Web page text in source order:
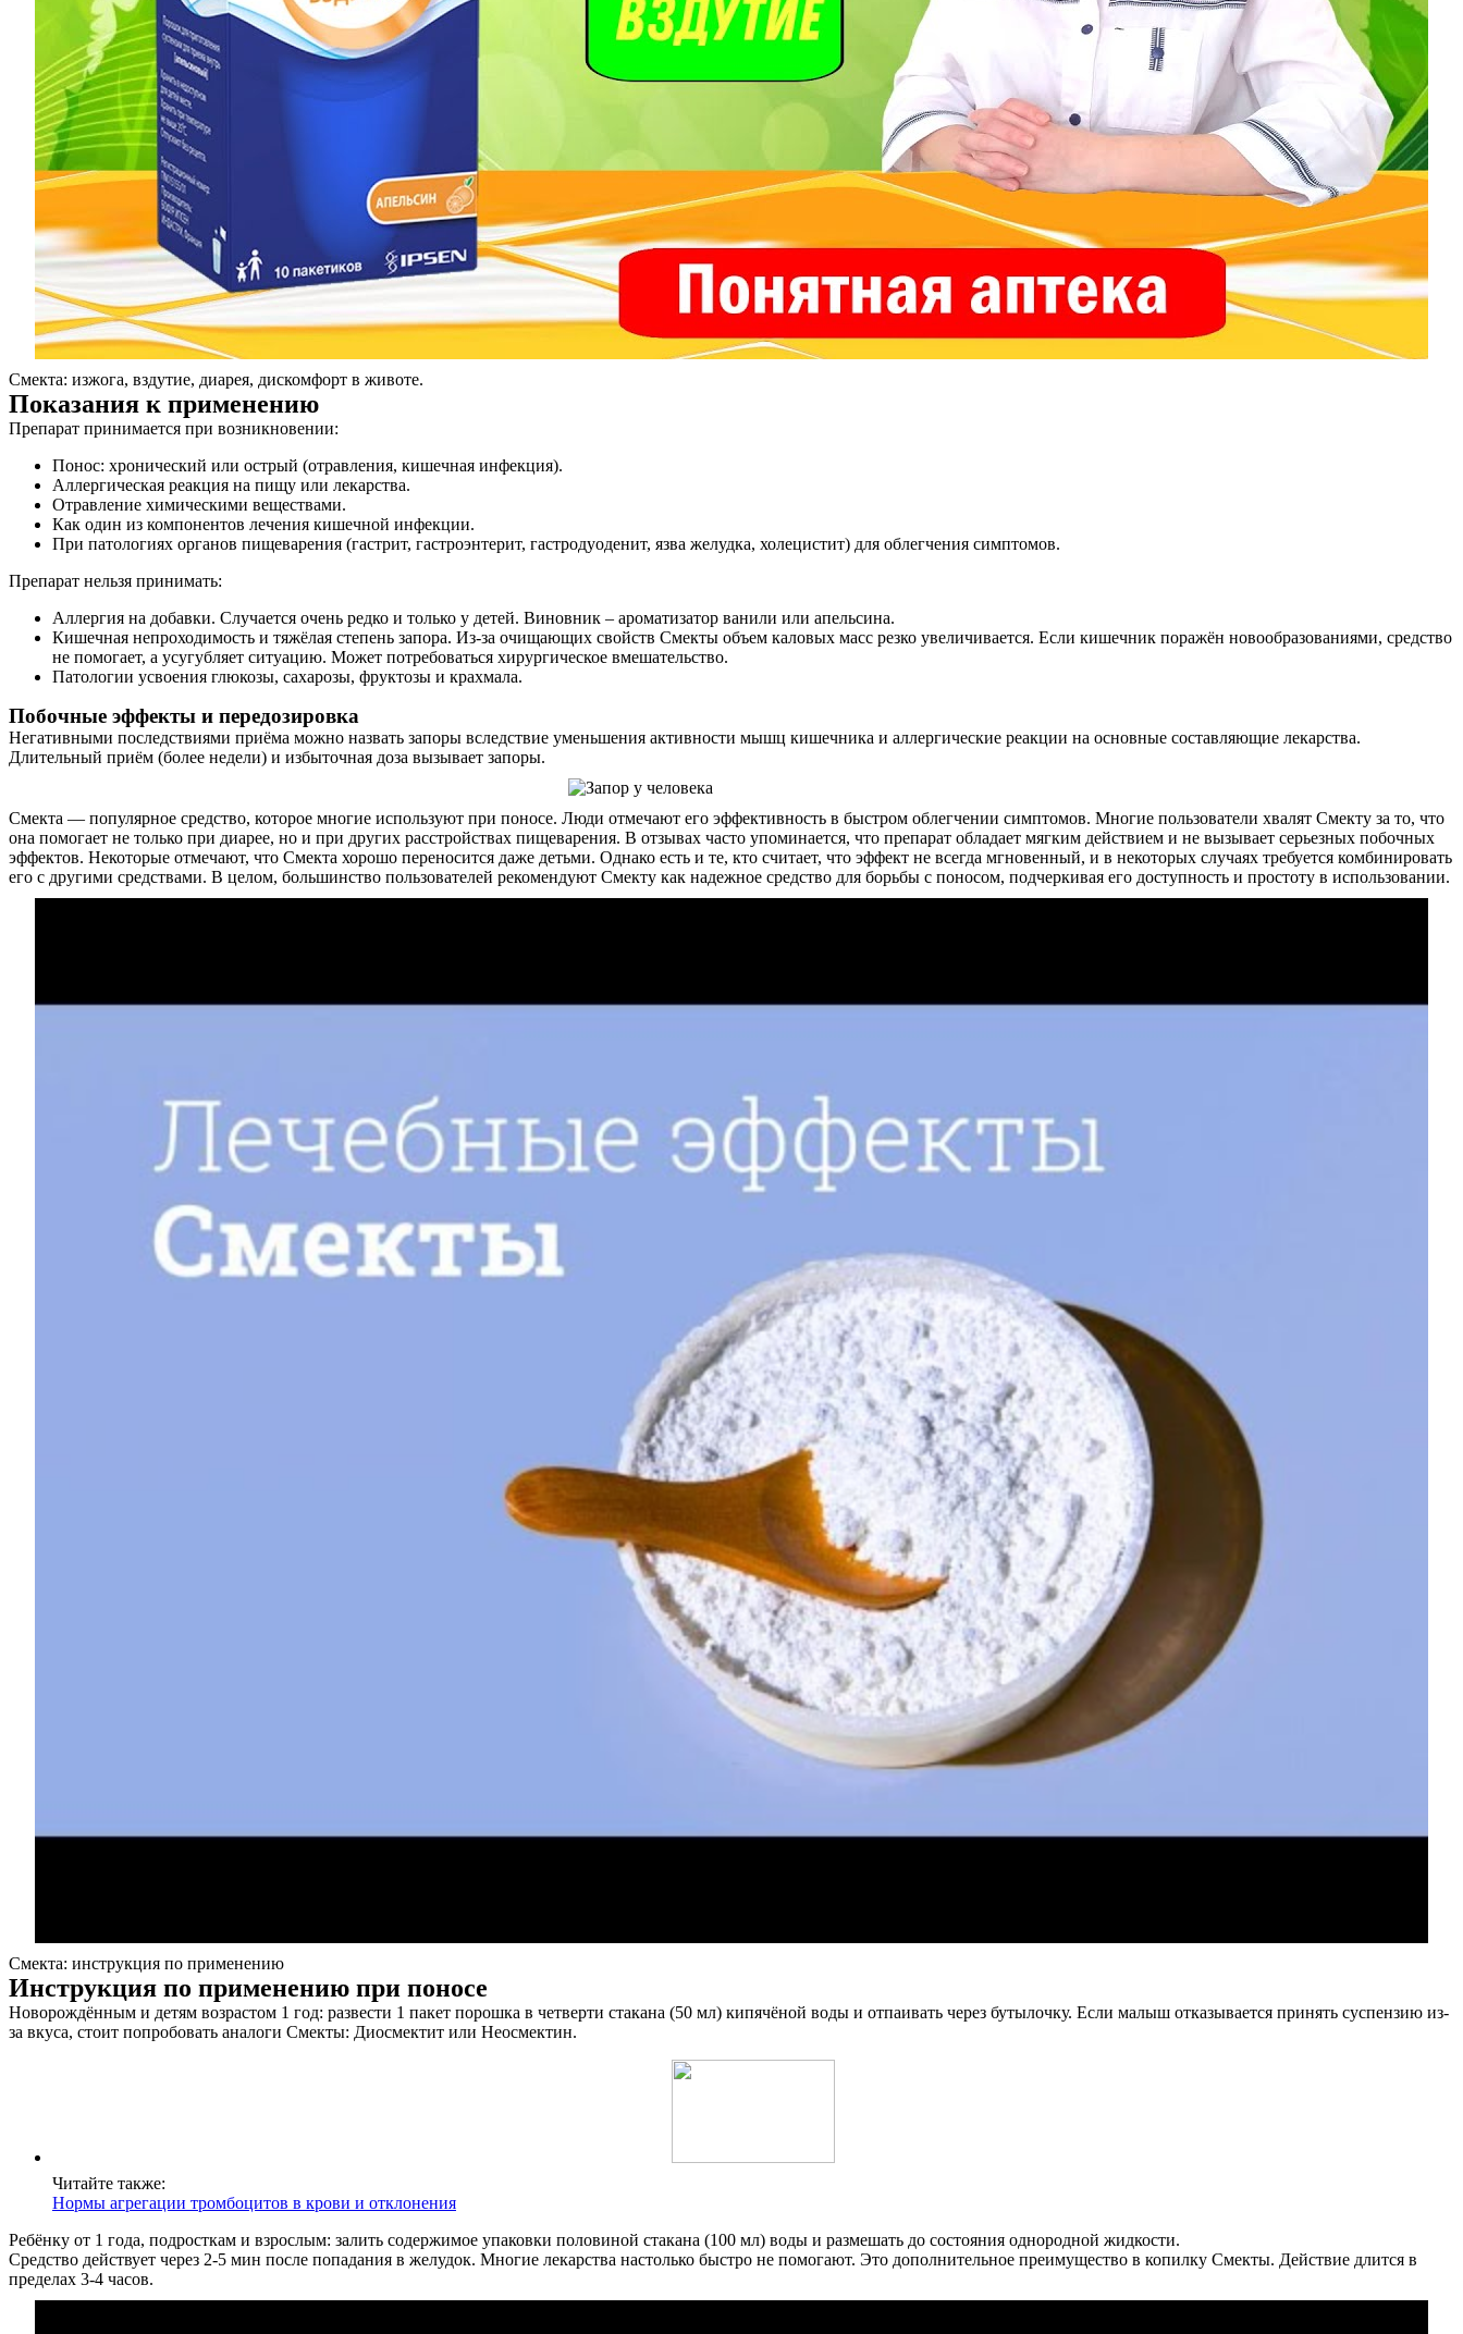
О нас
Услуги
Смекта: изжога, вздутие, диарея, дискомфорт в животе.
Показания к применению
Препарат принимается при возникновении:
Понос: хронический или острый (отравления, кишечная инфекция).
Аллергическая реакция на пищу или лекарства.
Отравление химическими веществами.
Как один из компонентов лечения кишечной инфекции.
При патологиях органов пищеварения (гастрит, гастроэнтерит, гастродуоденит, язва желудка, холецистит) для облегчения симптомов.
Препарат нельзя принимать:
Аллергия на добавки. Случается очень редко и только у детей. Виновник – ароматизатор ванили или апельсина.
Кишечная непроходимость и тяжёлая степень запора. Из-за очищающих свойств Смекты объем каловых масс резко увеличивается. Если кишечник поражён новообразованиями, средство
не помогает, а усугубляет ситуацию. Может потребоваться хирургическое вмешательство.
Патологии усвоения глюкозы, сахарозы, фруктозы и крахмала.
Побочные эффекты и передозировка
Негативными последствиями приёма можно назвать запоры вследствие уменьшения активности мышц кишечника и аллергические реакции на основные составляющие лекарства.
Длительный приём (более недели) и избыточная доза вызывает запоры.
Смекта — популярное средство, которое многие используют при поносе. Люди отмечают его эффективность в быстром облегчении симптомов. Многие пользователи хвалят Смекту за то, что
она помогает не только при диарее, но и при других расстройствах пищеварения. В отзывах часто упоминается, что препарат обладает мягким действием и не вызывает серьезных побочных
эффектов. Некоторые отмечают, что Смекта хорошо переносится даже детьми. Однако есть и те, кто считает, что эффект не всегда мгновенный, и в некоторых случаях требуется комбинировать
его с другими средствами. В целом, большинство пользователей рекомендуют Смекту как надежное средство для борьбы с поносом, подчеркивая его доступность и простоту в использовании.
Смекта: инструкция по применению
Инструкция по применению при поносе
Новорождённым и детям возрастом 1 год: развести 1 пакет порошка в четверти стакана (50 мл) кипячёной воды и отпаивать через бутылочку. Если малыш отказывается принять суспензию из-
за вкуса, стоит попробовать аналоги Смекты: Диосмектит или Неосмектин.
Читайте также:
Нормы агрегации тромбоцитов в крови и отклонения
Ребёнку от 1 года, подросткам и взрослым: залить содержимое упаковки половиной стакана (100 мл) воды и размешать до состояния однородной жидкости.
Средство действует через 2-5 мин после попадания в желудок. Многие лекарства настолько быстро не помогают. Это дополнительное преимущество в копилку Смекты. Действие длится в
пределах 3-4 часов.